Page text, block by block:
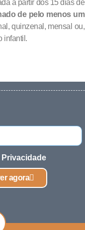
a partir dos 15 dias de
de pelo menos um
quinzenal, mensal ou,
infantil.
Privacidade
agora